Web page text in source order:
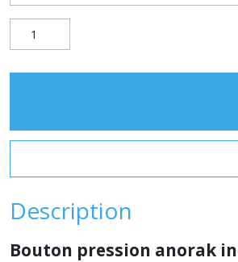
Description
Bouton pression anorak